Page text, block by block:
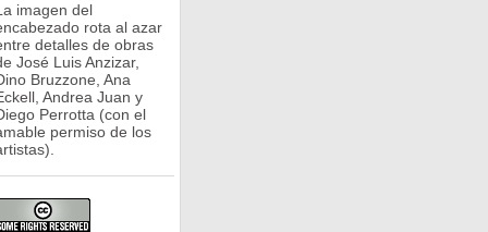
imagen del
rota al azar
detalles de obras
José Luis Anzizar,
Bruzzone, Ana
Andrea Juan y
Perrotta (con el
permiso de los